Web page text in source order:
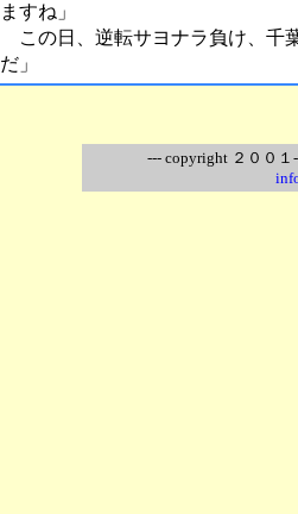
ますね」
この日、逆転サヨナラ負け、千
だ」
--- copyright ２００１